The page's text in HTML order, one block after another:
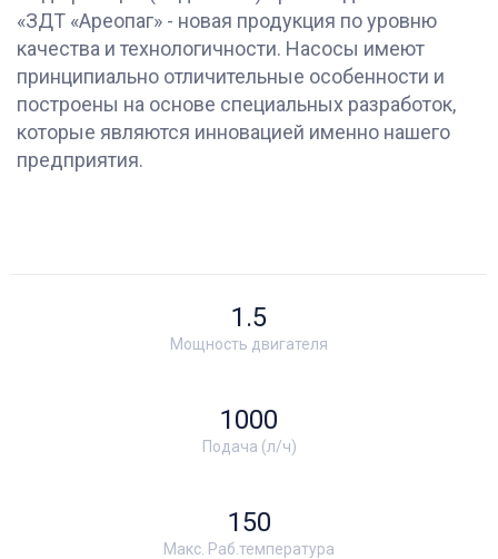
«ЗДТ «Ареопаг» - новая продукция по уровню
качества и технологичности. Насосы имеют
принципиально отличительные особенности и
построены на основе специальных разработок,
которые являются инновацией именно нашего
предприятия.
Мощность двигателя
1.5
Подача (л/ч)
1000
Макс. Раб.температура
150